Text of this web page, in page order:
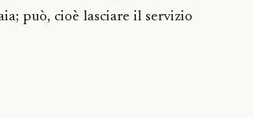
può, cioè lasciare il servizio